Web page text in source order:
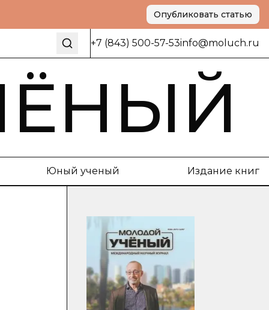
Опубликовать статью
+7 (843) 500-57-53info@moluch.ru
Юный ученый Издание книг